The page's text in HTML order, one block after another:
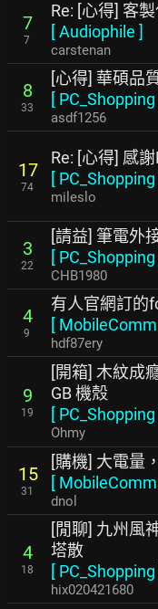
7
7
Re: [心得] 客
[Audiophile ]
carstenan
8
33
[心得] 華碩品
[ PC_Shopping
asdf1256
17
74
Re: [心得] 感
[ PC_Shopping
mileslo
3
22
[請益] 筆電外
[ PC_Shopping
CHB1980
4
9
有人官網訂的
[ MobileComm
hdf87ery
9
19
[開箱] 木紋成
GB 機殼
[ PC_Shopping
Ohmy
15
31
[購機] 大電量
[ MobileComm
dnol
4
18
[閒聊] 九州風
塔散
[ PC_Shopping
hix020421680